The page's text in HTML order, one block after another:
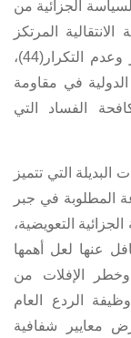
الجزائية من
المرتكز
على كشف الحقيقة والمساءلة وجبر الضرر وعدم التكرار(44)،
في مقاومة
الفساد التي
البديلة التي تتميز
المطلوبة في جبر
التعويضية،
عنها لعل أهمها
الإفلات من
الردع العام
معايير شفافية